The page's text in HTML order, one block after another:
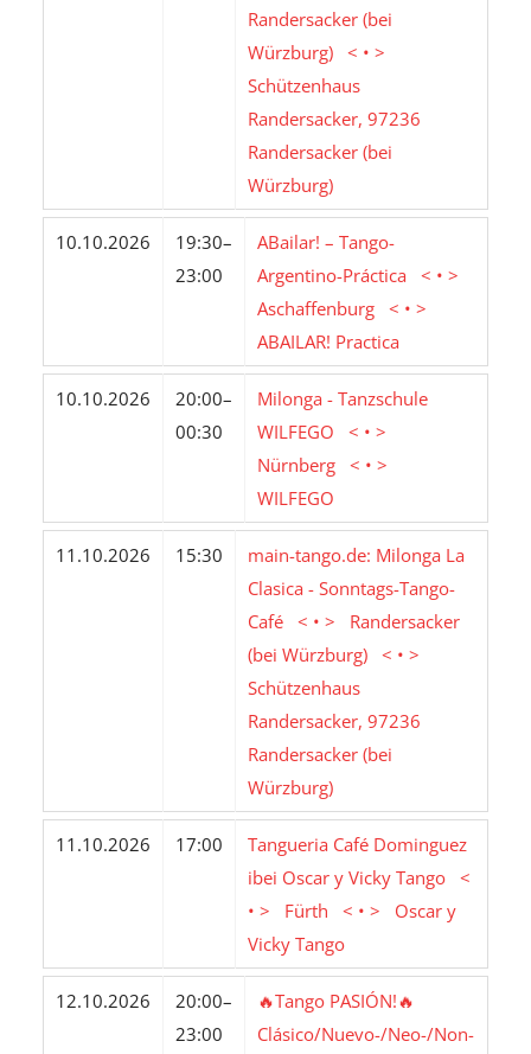
Randersacker (bei
Würzburg) < • >
Schützenhaus
Randersacker, 97236
Randersacker (bei
Würzburg)
10.10.2026
19:30–
23:00
ABailar! – Tango-
Argentino-Práctica < • >
Aschaffenburg < • >
ABAILAR! Practica
10.10.2026
20:00–
00:30
Milonga - Tanzschule
WILFEGO < • >
Nürnberg < • >
WILFEGO
11.10.2026 15:30
main-tango.de: Milonga La
Clasica - Sonntags-Tango-
Café < • > Randersacker
(bei Würzburg) < • >
Schützenhaus
Randersacker, 97236
Randersacker (bei
Würzburg)
11.10.2026 17:00
Tangueria Café Dominguez
ibei Oscar y Vicky Tango <
• > Fürth < • > Oscar y
Vicky Tango
12.10.2026
20:00–
23:00
🔥Tango PASIÓN!🔥
Clásico/Nuevo-/Neo-/Non-